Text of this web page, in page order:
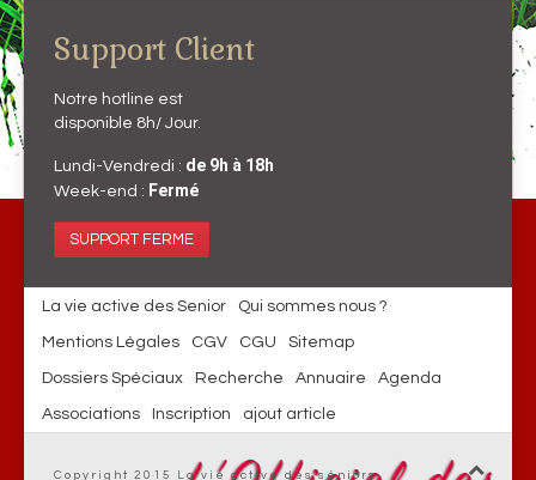
Support Client
Notre hotline est
disponible 8h/ Jour.
Lundi-Vendredi : de 9h à 18h
Week-end : Fermé
SUPPORT FERME
La vie active des Senior Qui sommes nous ?
Mentions Légales CGV CGU Sitemap
Dossiers Spéciaux Recherche Annuaire Agenda
Associations Inscription ajout article
Copyright 2015 La vie active des séniors